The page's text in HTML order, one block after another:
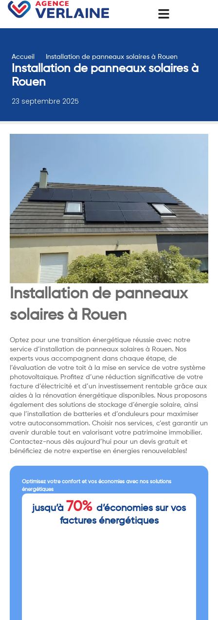
Accueil Installation de panneaux solaires à Rouen
Installation de panneaux solaires à
Rouen
23 septembre 2025
Installation de panneaux
solaires à Rouen
Optez pour une transition énergétique réussie avec notre
service d’installation de panneaux solaires à Rouen. Nos
experts vous accompagnent dans chaque étape, de
l’évaluation de votre toit à la mise en service de votre système
photovoltaïque. Profitez d’une réduction significative de votre
facture d’électricité et d’un investissement rentable grâce aux
aides à la rénovation énergétique disponibles. Nous proposons
également des solutions de stockage d’énergie solaire, ainsi
que l’installation de batteries et d’onduleurs pour maximiser
votre autoconsommation. Choisir nos services, c’est garantir un
avenir durable tout en valorisant votre patrimoine immobilier.
Contactez-nous dès aujourd’hui pour un devis gratuit et
bénéficiez de notre expertise en énergies renouvelables!
Optimisez votre confort et vos économies avec nos solutions
énergétiques
jusqu’à 70% d’économies sur vos
factures énergétiques